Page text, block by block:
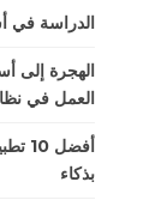
الدراسة في
الهجرة إلى
العمل في
بذكاء